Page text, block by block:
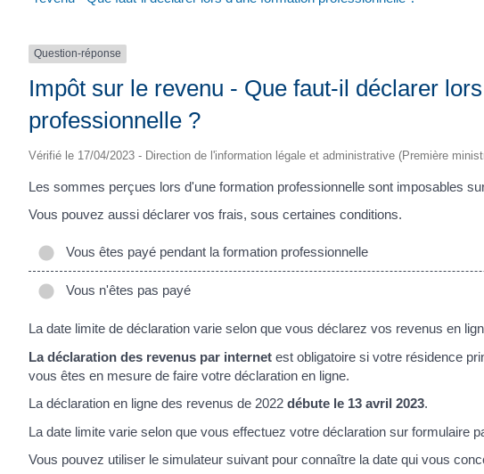
Question-réponse
Impôt sur le revenu - Que faut-il déclarer
professionnelle ?
Vérifié le 17/04/2023 - Direction de l'information légale et administrative (Première
Les sommes perçues lors d'une formation professionnelle sont imposables
Vous pouvez aussi déclarer vos frais, sous certaines conditions.
Vous êtes payé pendant la formation professionnelle
Vous n'êtes pas payé
La date limite de déclaration varie selon que vous déclarez vos revenus en
La déclaration des revenus par internet est obligatoire si votre résidence
vous êtes en mesure de faire votre déclaration en ligne.
La déclaration en ligne des revenus de 2022 débute le 13 avril 2023.
La date limite varie selon que vous effectuez votre déclaration sur formulaire
Vous pouvez utiliser le simulateur suivant pour connaître la date qui vous